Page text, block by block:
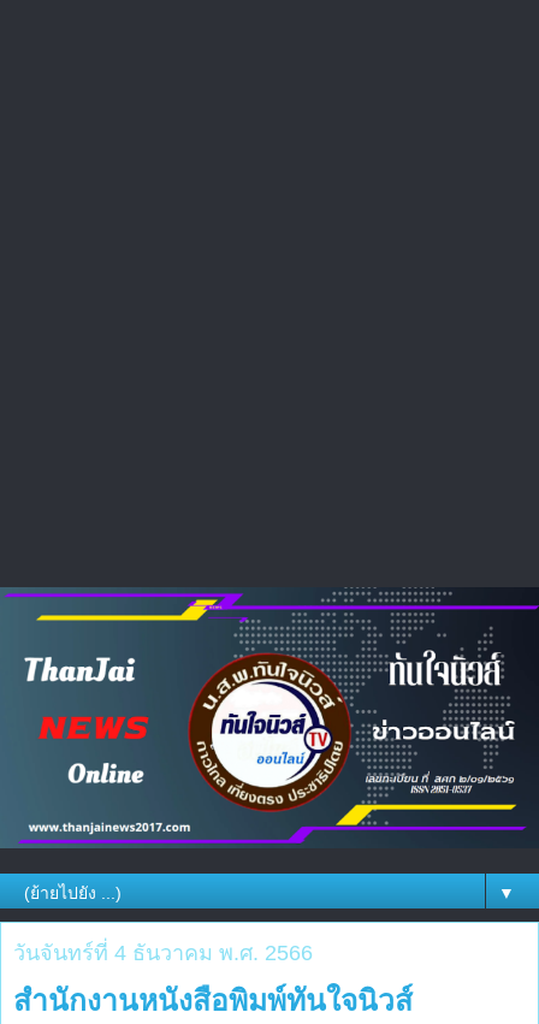
▼
วันจันทร์ที่ 4 ธันวาคม พ.ศ. 2566
สำนักงานหนังสือพิมพ์ทันใจนิวส์